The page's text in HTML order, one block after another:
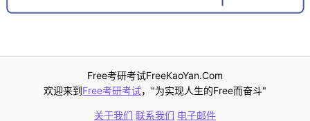
Free考研考试FreeKaoYan.Com
欢迎来到Free考研考试，"为实现人生的Free而奋斗"
关于我们 联系我们 电子邮件